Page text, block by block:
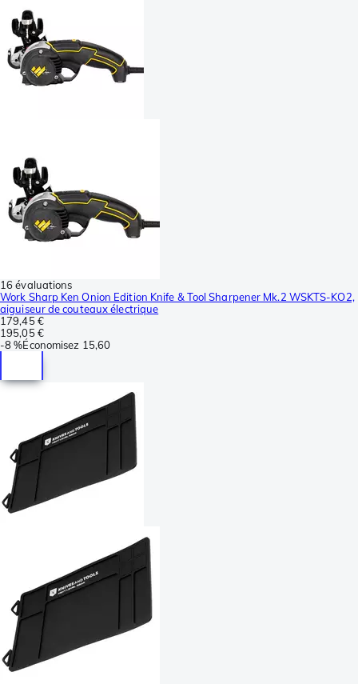
16 évaluations
Work Sharp Ken Onion Edition Knife & Tool Sharpener Mk.2 WSKTS-KO2,
aiguiseur de couteaux électrique
179,45 €
195,05 €
-8 %Économisez 15,60